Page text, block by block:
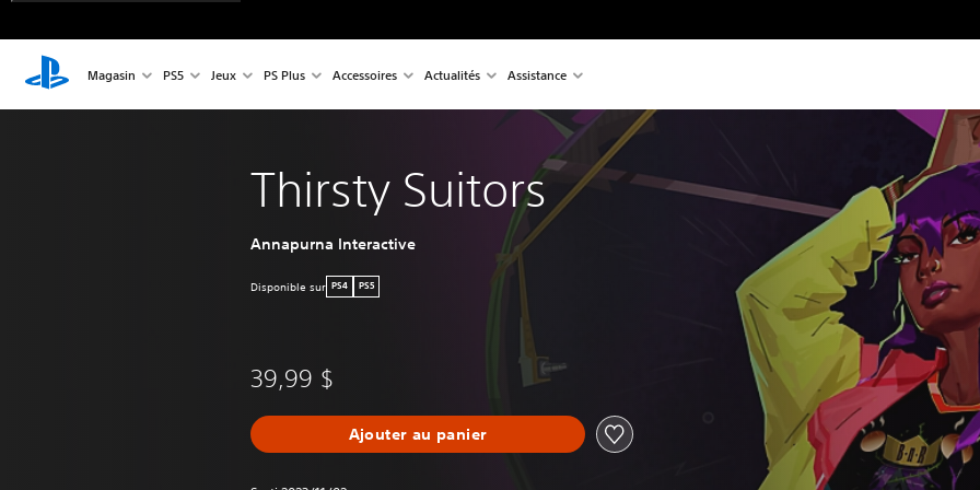
Magasin PS5 Jeux PS Plus Accessoires Actualités Assistance
Thirsty Suitors
Annapurna Interactive
Disponible sur PS4 PS5
39,99 $
Ajouter au panier